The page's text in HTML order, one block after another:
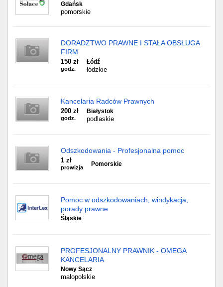
Gdańsk
pomorskie
DORADZTWO PRAWNE I STAŁA OBSŁUGA
FIRM
150 zł
godz.
Łódź
łódzkie
Kancelaria Radców Prawnych
200 zł
godz.
Białystok
podlaskie
Odszkodowania - Profesjonalna pomoc
1 zł
prowizja
Pomorskie
Pomoc w odszkodowaniach, windykacja,
porady prawne
Śląskie
PROFESJONALNY PRAWNIK - OMEGA
KANCELARIA
Nowy Sącz
małopolskie